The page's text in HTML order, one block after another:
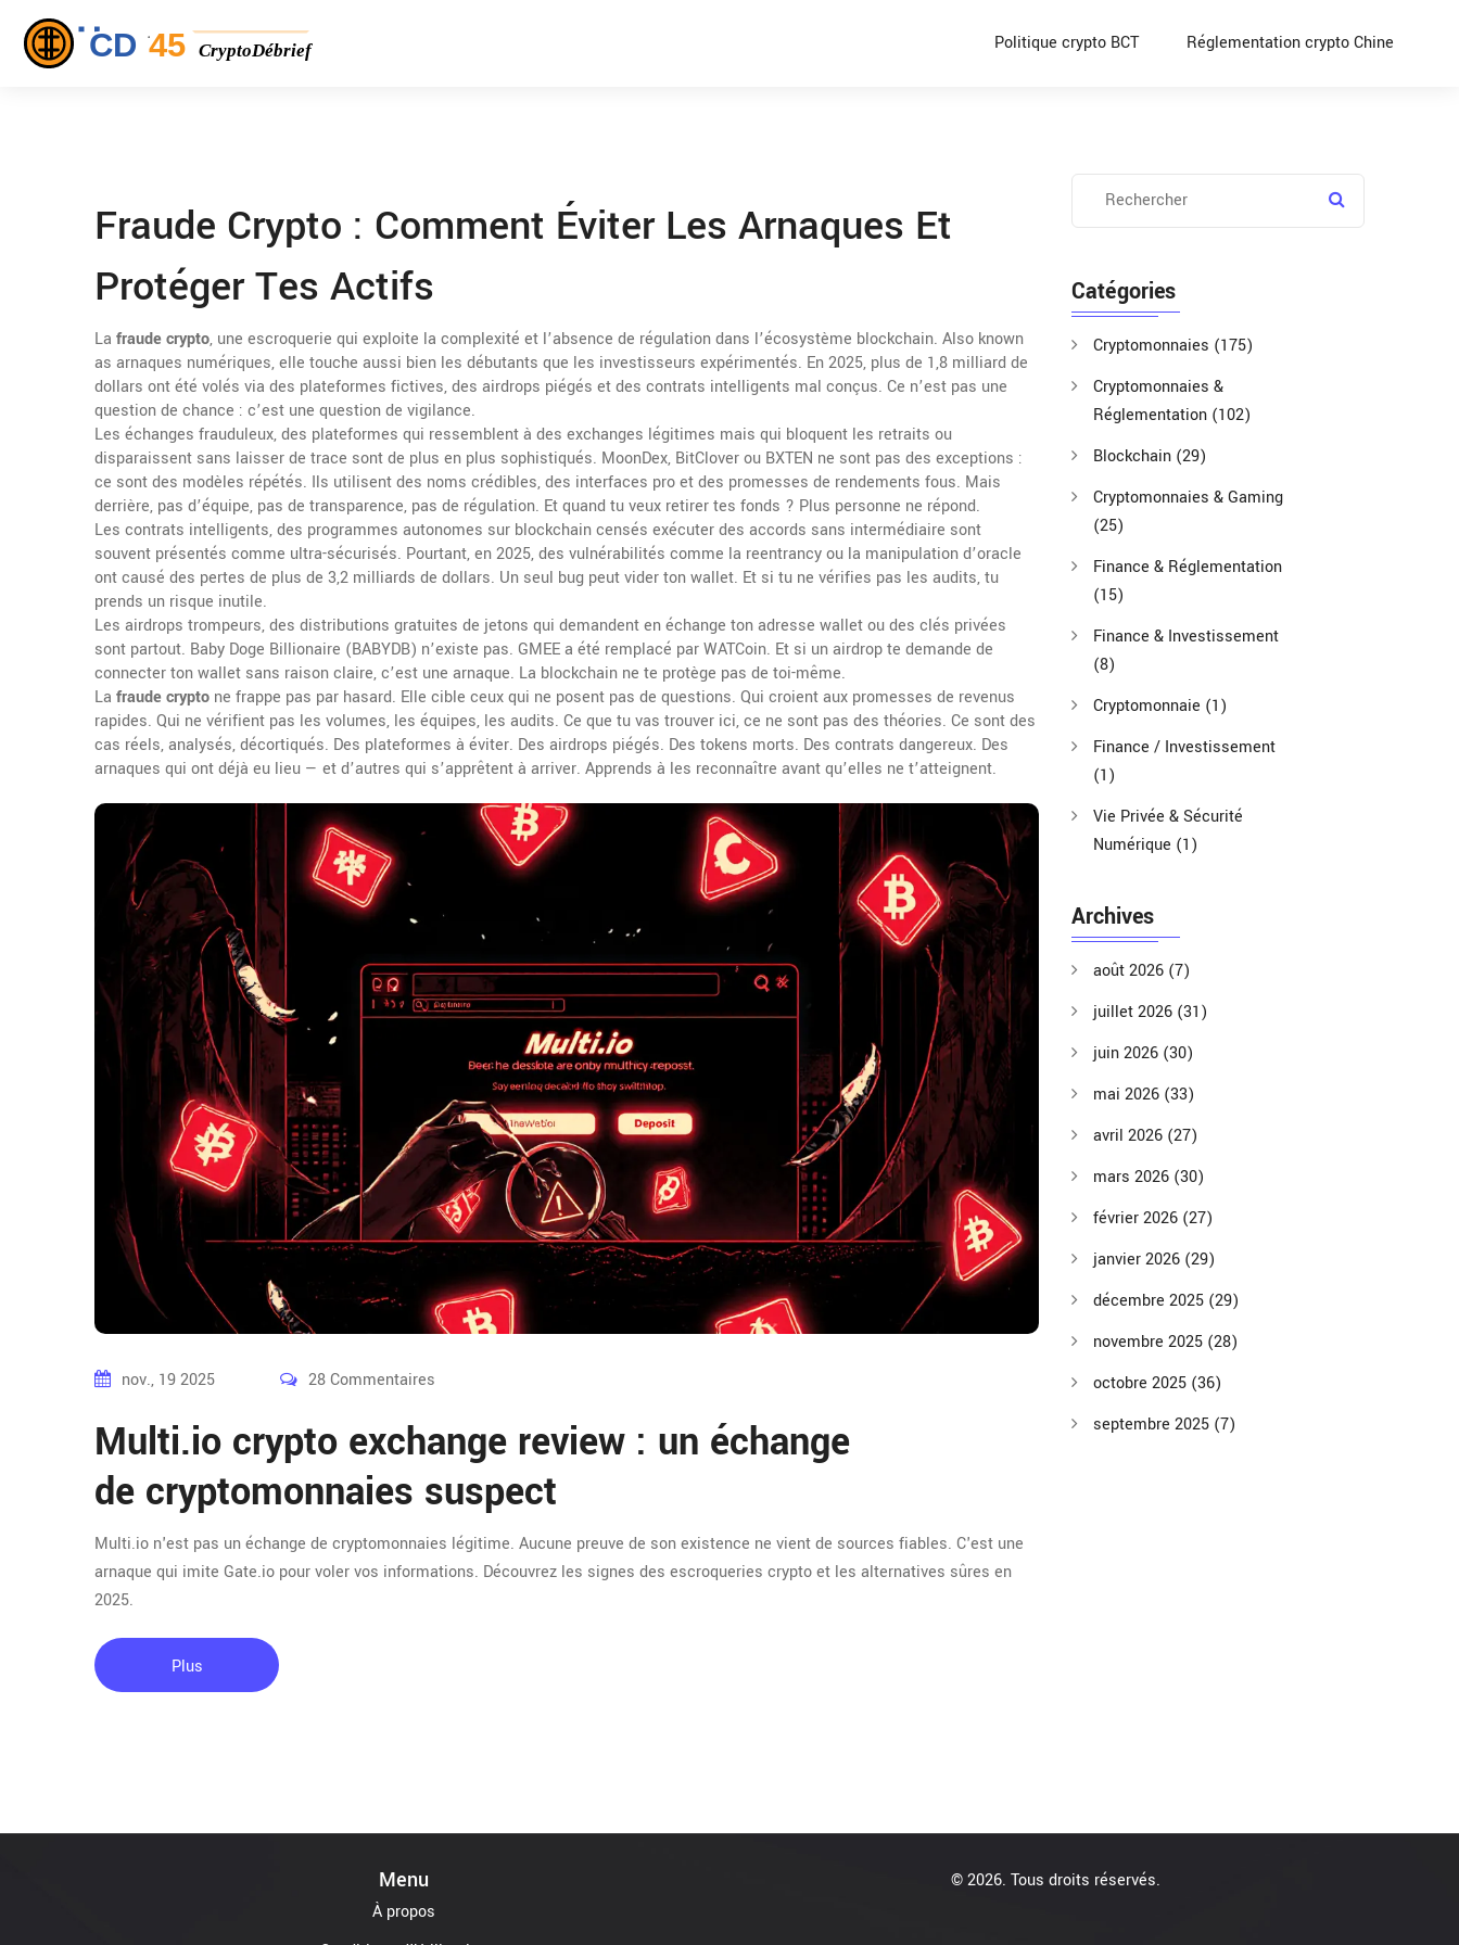
Politique crypto BCT Réglementation crypto Chine
Fraude Crypto : Comment Éviter Les Arnaques Et
Protéger Tes Actifs
La fraude crypto, une escroquerie qui exploite la complexité et l’absence de régulation dans l’écosystème blockchain. Also known
as arnaques numériques, elle touche aussi bien les débutants que les investisseurs expérimentés. En 2025, plus de 1,8 milliard de
dollars ont été volés via des plateformes fictives, des airdrops piégés et des contrats intelligents mal conçus. Ce n’est pas une
question de chance : c’est une question de vigilance.
Les échanges frauduleux,des plateformes qui ressemblent à des exchanges légitimes mais qui bloquent les retraits ou
disparaissent sans laisser de trace sont de plus en plus sophistiqués. MoonDex, BitClover ou BXTEN ne sont pas des exceptions :
ce sont des modèles répétés. Ils utilisent des noms crédibles, des interfaces pro et des promesses de rendements fous. Mais
derrière, pas d’équipe, pas de transparence, pas de régulation. Et quand tu veux retirer tes fonds ? Plus personne ne répond.
Les contrats intelligents,des programmes autonomes sur blockchain censés exécuter des accords sans intermédiaire sont
souvent présentés comme ultra-sécurisés. Pourtant, en 2025, des vulnérabilités comme la reentrancy ou la manipulation d’oracle
ont causé des pertes de plus de 3,2 milliards de dollars. Un seul bug peut vider ton wallet. Et si tu ne vérifies pas les audits, tu
prends un risque inutile.
Les airdrops trompeurs,des distributions gratuites de jetons qui demandent en échange ton adresse wallet ou des clés privées
sont partout. Baby Doge Billionaire (BABYDB) n’existe pas. GMEE a été remplacé par WATCoin. Et si un airdrop te demande de
connecter ton wallet sans raison claire, c’est une arnaque. La blockchain ne te protège pas de toi-même.
La fraude crypto ne frappe pas par hasard. Elle cible ceux qui ne posent pas de questions. Qui croient aux promesses de revenus
rapides. Qui ne vérifient pas les volumes, les équipes, les audits. Ce que tu vas trouver ici, ce ne sont pas des théories. Ce sont des
cas réels, analysés, décortiqués. Des plateformes à éviter. Des airdrops piégés. Des tokens morts. Des contrats dangereux. Des
arnaques qui ont déjà eu lieu — et d’autres qui s’apprêtent à arriver. Apprends à les reconnaître avant qu’elles ne t’atteignent.
nov., 19 2025 28 Commentaires
Multi.io crypto exchange review : un échange
de cryptomonnaies suspect
Multi.io n'est pas un échange de cryptomonnaies légitime. Aucune preuve de son existence ne vient de sources fiables. C'est une
arnaque qui imite Gate.io pour voler vos informations. Découvrez les signes des escroqueries crypto et les alternatives sûres en
2025.
Plus
Catégories
Cryptomonnaies (175)
Cryptomonnaies &
Réglementation (102)
Blockchain (29)
Cryptomonnaies & Gaming
(25)
Finance & Réglementation
(15)
Finance & Investissement
(8)
Cryptomonnaie (1)
Finance / Investissement
(1)
Vie Privée & Sécurité
Numérique (1)
Archives
août 2026 (7)
juillet 2026 (31)
juin 2026 (30)
mai 2026 (33)
avril 2026 (27)
mars 2026 (30)
février 2026 (27)
janvier 2026 (29)
décembre 2025 (29)
novembre 2025 (28)
octobre 2025 (36)
septembre 2025 (7)
Menu
À propos
© 2026. Tous droits réservés.